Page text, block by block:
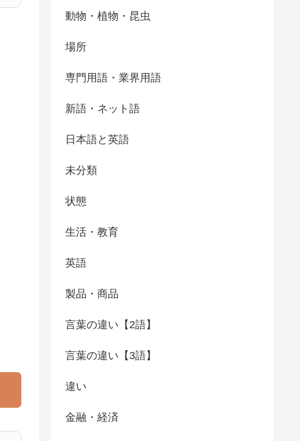
動物・植物・昆虫
場所
専門用語・業界用語
新語・ネット語
日本語と英語
未分類
状態
生活・教育
英語
製品・商品
言葉の違い【2語】
言葉の違い【3語】
違い
金融・経済